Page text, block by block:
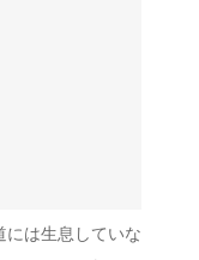
には生息していな